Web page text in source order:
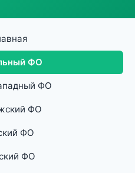
ФО
ФО
ФО
ФО
ФО